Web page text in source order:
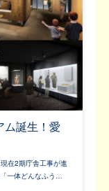
ム誕生！愛
在2期庁舎工事が進
一体どんなふう…